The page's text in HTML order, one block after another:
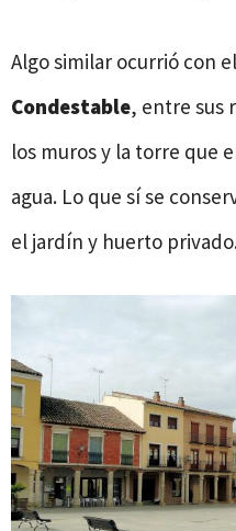
Algo similar ocurrió con el
Condestable, entre sus
los muros y la torre que
agua. Lo que sí se
el jardín y huerto